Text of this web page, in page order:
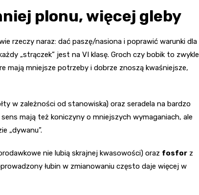
plonu, więcej gleby
rzeczy naraz: dać paszę/nasiona i poprawić warunki dla
„strączek” jest na VI klasę. Groch czy bobik to zwykle
mają mniejsze potrzeby i dobrze znoszą kwaśniejsze,
w zależności od stanowiska) oraz seradela na bardzo
mają też koniczyny o mniejszych wymaganiach, ale
„dywanu”.
nie lubią skrajnej kwasowości) oraz fosfor z
łubin w zmianowaniu często daje więcej w